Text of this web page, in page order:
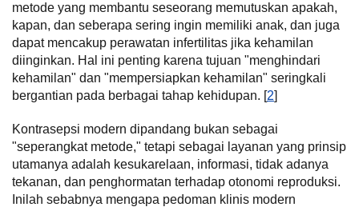
metode yang membantu seseorang memutuskan apakah,
kapan, dan seberapa sering ingin memiliki anak, dan juga
dapat mencakup perawatan infertilitas jika kehamilan
diinginkan. Hal ini penting karena tujuan "menghindari
kehamilan" dan "mempersiapkan kehamilan" seringkali
bergantian pada berbagai tahap kehidupan. [2]
Kontrasepsi modern dipandang bukan sebagai
"seperangkat metode," tetapi sebagai layanan yang prinsip
utamanya adalah kesukarelaan, informasi, tidak adanya
tekanan, dan penghormatan terhadap otonomi reproduksi.
Inilah sebabnya mengapa pedoman klinis modern